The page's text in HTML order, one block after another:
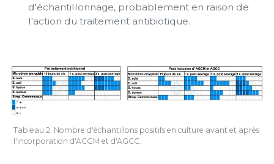
d'échantillonnage, probablement en raison de
l'action du traitement antibiotique.
Tableau 2. Nombre d'échantillons positifs en culture avant et après
l'incorporation d'ACGM et d'AGCC.